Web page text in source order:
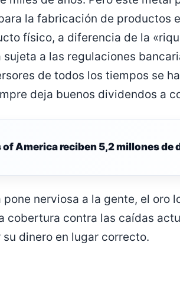
la fabricación de productos
físico, a diferencia de la
a las regulaciones
de todos los tiempos se
deja buenos dividendos a
America reciben 5,2 millones de
nerviosa a la gente, el oro
cobertura contra las caídas
dinero en lugar correcto.